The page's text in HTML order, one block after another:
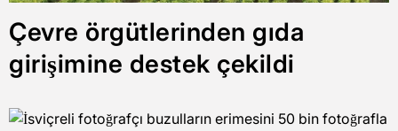
Çevre örgütlerinden gıda
girişimine destek çekildi